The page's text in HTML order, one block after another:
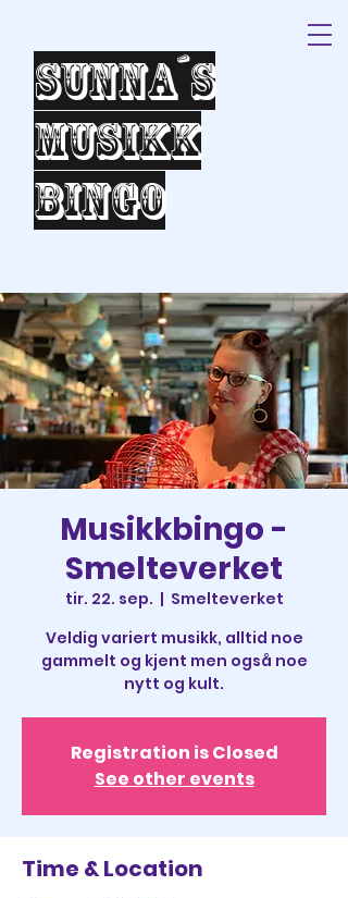
Sunna´s
Musikk
bingo
Musikkbingo -
Smelteverket
tir. 22. sep.
  |
Smelteverket
Veldig variert musikk, alltid noe
gammelt og kjent men også noe
nytt og kult.
Registration is Closed
See other events
Time & Location